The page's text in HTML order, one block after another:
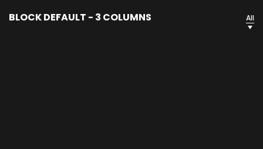
BLOCK DEFAULT - 3 COLUMNS All